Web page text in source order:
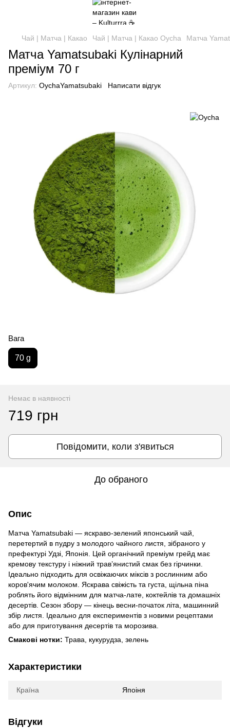
Чай | Матча | Какао Чай | Матча | Какао Oycha Матча
Матча Yamatsubaki Кулінарний
преміум 70 г
Артикул: OychaYamatsubaki Написати відгук
Вага
70 g
Немає в наявності
719 грн
Повідомити, коли з'явиться
До обраного
Опис
Матча Yamatsubaki — яскраво-зелений японський чай,
перетертий в пудру з молодого чайного листя, зібраного у
префектурі Удзі, Японія. Цей органічний преміум грейд має
кремову текстуру і ніжний трав’янистий смак без гірчинки.
Ідеально підходить для освіжаючих міксів з рослинним або
коров'ячим молоком. Яскрава свіжість та густа, щільна піна
роблять його відмінним для матча-лате, коктейлів та домашніх
десертів. Сезон збору — кінець весни-початок літа, машинний
збір листя. Ідеально для експериментів з новими рецептами
або для приготування десертів та морозива.
Смакові нотки: Трава, кукурудза, зелень
Характеристики
Країна Япоіня
Відгуки